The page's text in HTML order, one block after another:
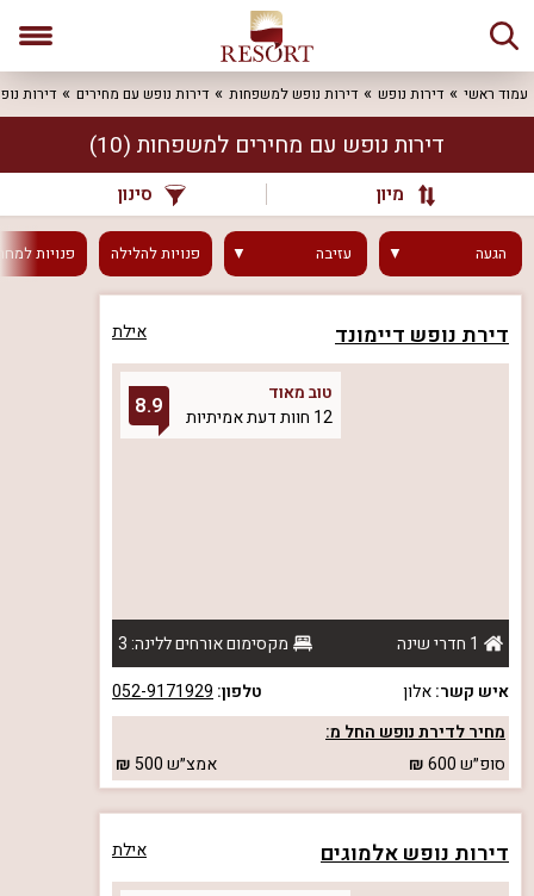
עמוד ראשי דירות נופש דירות נופש למשפחות דירות נופש עם מחירים דירות
דירות נופש עם מחירים למשפחות (10)
מיון סינון
הגעה עזיבה פנויותלהלילה פנויות
דירת נופש דיימונד אילת
טוב מאוד
12 חוות דעת אמיתיות
8.9
1 חדרי שינה
מקסימום אורחים ללינה: 3
איש קשר:אלון טלפון: 052-9171929
מחיר לדירת נופש החל מ:
סופ״ש600 אמצ״ש500
דירות נופש אלמוגים אילת